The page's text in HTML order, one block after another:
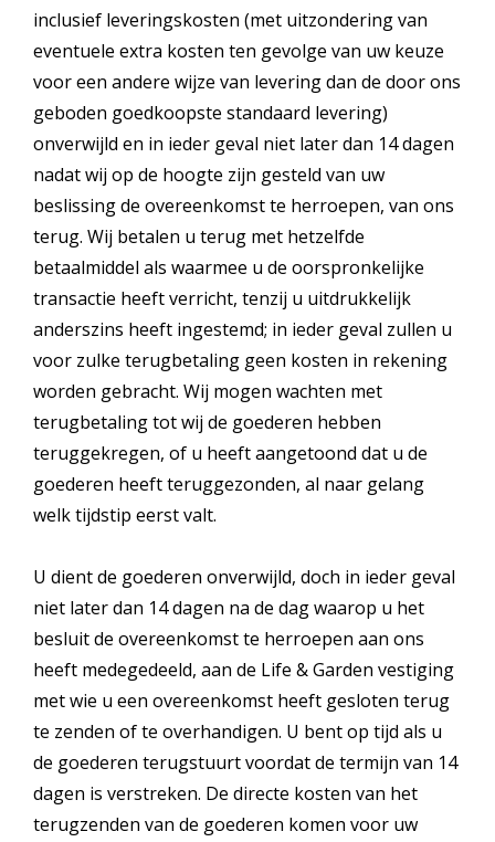
inclusief leveringskosten (met uitzondering van
eventuele extra kosten ten gevolge van uw keuze
voor een andere wijze van levering dan de door ons
geboden goedkoopste standaard levering)
onverwijld en in ieder geval niet later dan 14 dagen
nadat wij op de hoogte zijn gesteld van uw
beslissing de overeenkomst te herroepen, van ons
terug. Wij betalen u terug met hetzelfde
betaalmiddel als waarmee u de oorspronkelijke
transactie heeft verricht, tenzij u uitdrukkelijk
anderszins heeft ingestemd; in ieder geval zullen u
voor zulke terugbetaling geen kosten in rekening
worden gebracht. Wij mogen wachten met
terugbetaling tot wij de goederen hebben
teruggekregen, of u heeft aangetoond dat u de
goederen heeft teruggezonden, al naar gelang
welk tijdstip eerst valt.
U dient de goederen onverwijld, doch in ieder geval
niet later dan 14 dagen na de dag waarop u het
besluit de overeenkomst te herroepen aan ons
heeft medegedeeld, aan de Life & Garden vestiging
met wie u een overeenkomst heeft gesloten terug
te zenden of te overhandigen. U bent op tijd als u
de goederen terugstuurt voordat de termijn van 14
dagen is verstreken. De directe kosten van het
terugzenden van de goederen komen voor uw